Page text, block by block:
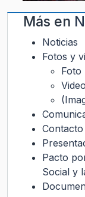
Más en
Noticias
Fotos y
Foto
Pacto
Social y